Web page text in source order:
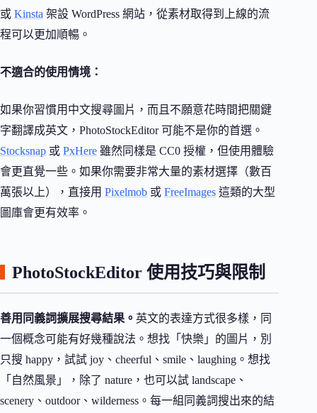
或 Kinsta 架設 WordPress 網站，從素材取得到上線的流
程可以更加順暢。
不適合的使用情境：
如果你習慣用中文搜尋圖片，而且不願意花時間把關鍵
字翻譯成英文，PhotoStockEditor 可能不是你的首選。
Stocksnap 或 PxHere 雖然同樣是 CC0 授權，但使用體驗
會更直覺一些。如果你需要非常大量的素材選擇（數百
萬張以上），直接用 Pixelmob 或 FreeImages 這類的大型
圖庫會更有效率。
PhotoStockEditor 使用技巧與限制
善用同義詞擴展搜尋結果。 英文的表達方式很多樣，同
一個概念可能有好幾種說法。想找「快樂」的圖片，別
只搜 happy，試試 joy、cheerful、smile、laughing。想找
「自然風景」，除了 nature，也可以試 landscape、
scenery、outdoor、wilderness。每一組同義詞搜出來的結